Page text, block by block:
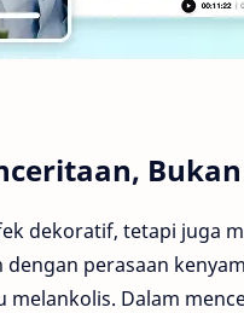
dekoratif, tetapi juga
perasaan
Dalam